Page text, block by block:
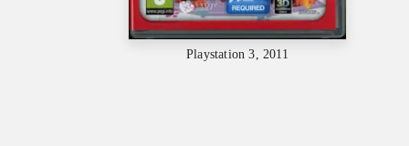
Playstation 3, 2011